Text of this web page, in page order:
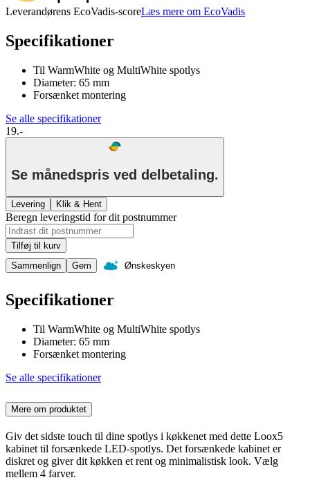
Leverandørens EcoVadis-scoreLæs mere om EcoVadis
Specifikationer
Til WarmWhite og MultiWhite spotlys
Diameter: 65 mm
Forsænket montering
Se alle specifikationer
19.-
Se månedspris ved delbetaling.
Levering Klik & Hent
Beregn leveringstid for dit postnummer
Tilføj til kurv
Sammenlign
Gem Ønskeskyen
Specifikationer
Til WarmWhite og MultiWhite spotlys
Diameter: 65 mm
Forsænket montering
Se alle specifikationer
Mere om produktet
Giv det sidste touch til dine spotlys i køkkenet med dette Loox5
kabinet til forsænkede LED-spotlys. Det forsænkede kabinet er
diskret og giver dit køkken et rent og minimalistisk look. Vælg
mellem 4 farver.